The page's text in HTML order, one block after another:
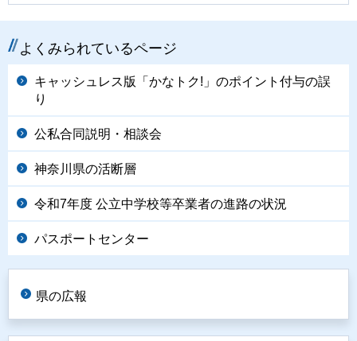
よくみられているページ
キャッシュレス版「かなトク!」のポイント付与の誤
り
公私合同説明・相談会
神奈川県の活断層
令和7年度 公立中学校等卒業者の進路の状況
パスポートセンター
県の広報